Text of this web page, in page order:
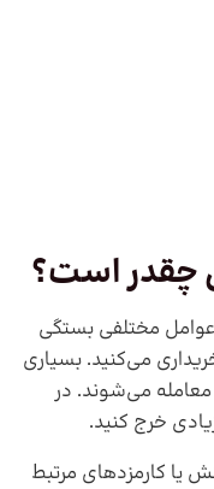
چقدر است؟
عوامل مختلفی بستگی
خریداری می‌کنید. بسیاری
می‌شوند. در
خرج کنید.
یا کارمزدهای مرتبط